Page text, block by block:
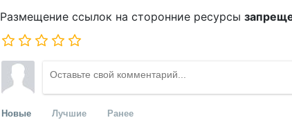
Размещение ссылок на сторонние ресурсы
Новые Лучшие Ранее